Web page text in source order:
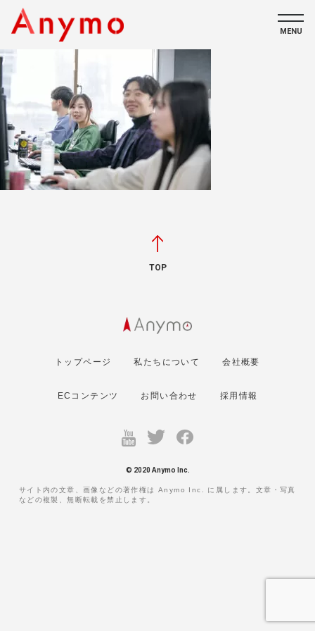
私たちについて
ECコンテンツ
採用情報
CONTACT
MENU
TOP
トップページ 私たちについて 会社概要
ECコンテンツ お問い合わせ 採用情報
© 2020 Anymo Inc.
サイト内の文章、画像などの著作権は Anymo Inc. に属します。文章・写真
などの複製、無断転載を禁止します。